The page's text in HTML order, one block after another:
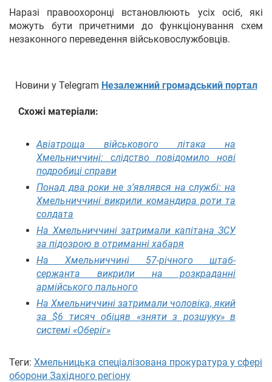
Наразі правоохоронці встановлюють усіх осіб, які
можуть бути причетними до функціонування схем
незаконного переведення військовослужбовців.
Новини у Telegram Незалежний громадський портал
Схожі матеріали:
Авіатроща військового літака на
Хмельниччині: слідство повідомило нові
подробиці справи
Понад два роки не з’являвся на службі: на
Хмельниччині викрили командира роти та
солдата
На Хмельниччині затримали капітана ЗСУ
за підозрою в отриманні хабаря
На Хмельниччині 57-річного штаб-
сержанта викрили на розкраданні
армійського пального
На Хмельниччині затримали чоловіка, який
за $6 тисяч обіцяв «зняти з розшуку» в
системі «Оберіг»
Теги: Хмельницька спеціалізована прокуратура у сфері
оборони Західного регіону